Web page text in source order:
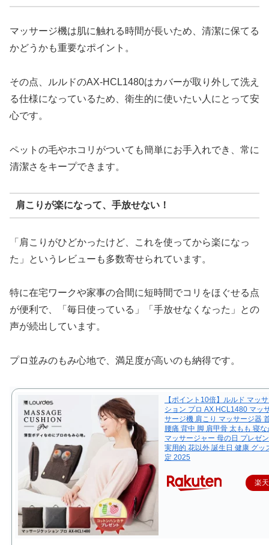
マッサージ機は肌に触れる時間が長いため、清潔に保てる
かどうかも重要なポイント。
その点、ルルドのAX-HCL1480はカバーが取り外して洗え
る仕様になっているため、衛生的に使いたい人にとって安
心です。
ペットの毛やホコリがついても簡単にお手入れでき、常に
清潔さをキープできます。
肩こりが楽になって、手放せない！
「肩こりがひどかったけど、これを使ってから楽になっ
た」というレビューも多数寄せられています。
特に在宅ワークや家事の合間に短時間でコリをほぐせる点
が便利で、「毎日使っている」「手放せなくなった」との
声が続出しています。
プロ並みのもみ心地で、満足度が高いのも納得です。
【ポイント10倍】ルルド マッ
ション プロ AX HCL1480 マッ
サージ機 肩こり マッサージ器
腰痛 背中 脚 肩甲骨 太もも 寝
マッサージャー 母の日 プレゼ
実用的 花以外 誕生日 健康 グッ
定 2025
楽